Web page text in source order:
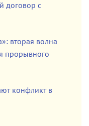
договор с
вторая волна
прорывного
конфликт в